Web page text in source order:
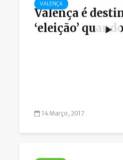
VALENÇA
Valença é
‘eleição’
14 Março, 2017